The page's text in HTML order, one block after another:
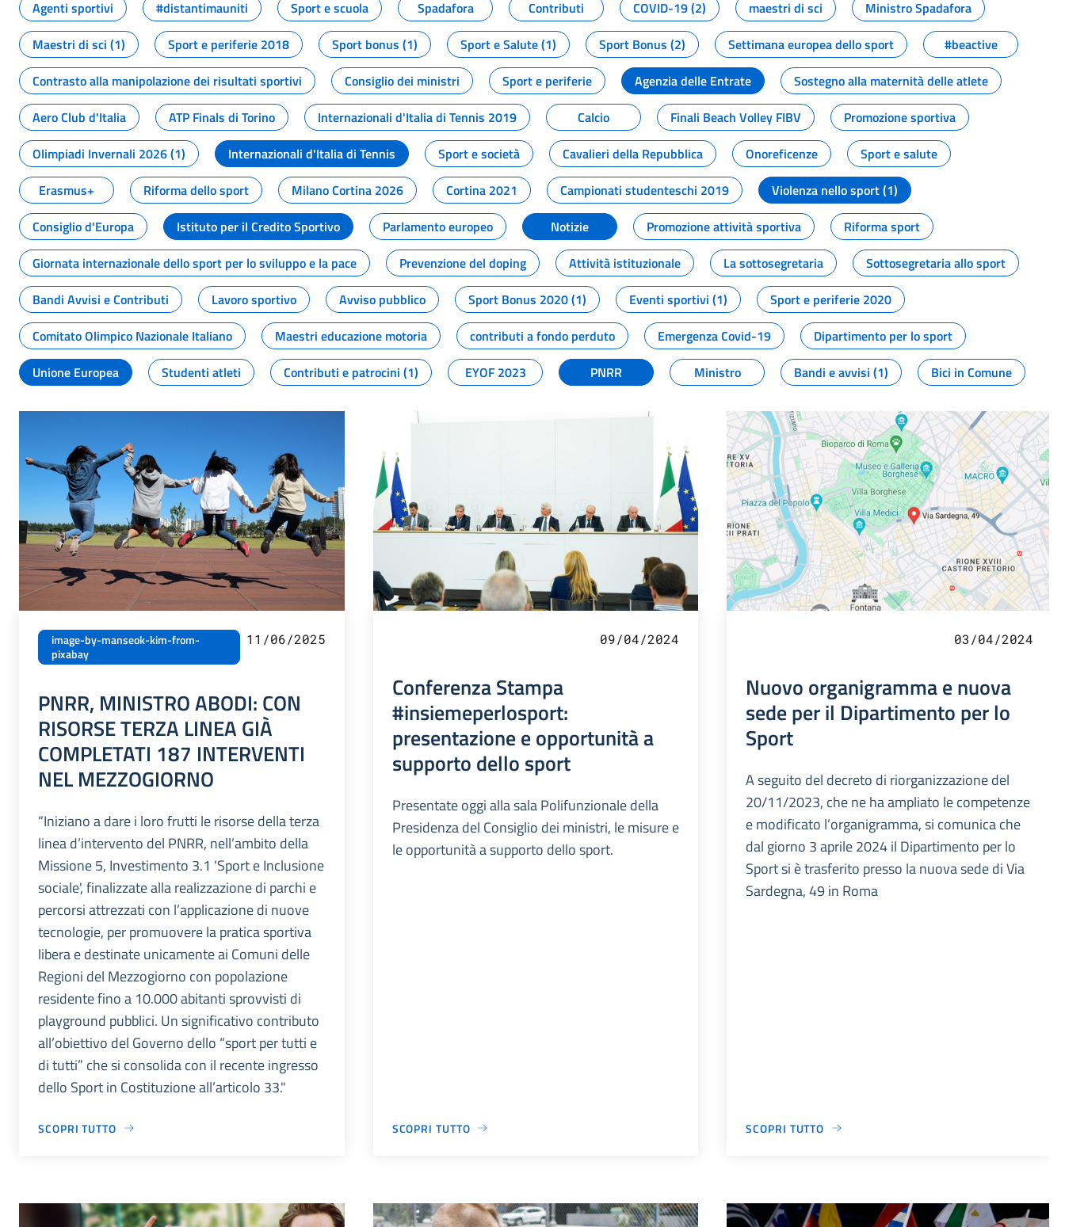
Agenti sportivi
#distantimauniti Sport e scuola Spadafora Contributi COVID-19 (2) maestri di sci
Ministro Spadafora
Maestri di sci (1)
Sport e periferie 2018 Sport bonus (1) Sport e Salute (1) Sport Bonus (2) Settimana europea dello sport
#beactive
Contrasto alla manipolazione dei risultati sportivi
Consiglio dei ministri Sport e periferie Agenzia delle Entrate
Sostegno alla maternità delle atlete
Aero Club d'Italia
ATP Finals di Torino Internazionali d'Italia di Tennis 2019 Calcio Finali Beach Volley FIBV
Promozione sportiva
Olimpiadi Invernali 2026 (1)
Internazionali d'Italia di Tennis Sport e società Cavalieri della Repubblica Onoreficenze
Sport e salute
Erasmus+
Riforma dello sport Milano Cortina 2026 Cortina 2021 Campionati studenteschi 2019
Violenza nello sport (1)
Consiglio d'Europa
Istituto per il Credito Sportivo Parlamento europeo Notizie Promozione attività sportiva
Riforma sport
Giornata internazionale dello sport per lo sviluppo e la pace
Prevenzione del doping Attività istituzionale La sottosegretaria
Sottosegretaria allo sport
Bandi Avvisi e Contributi
Lavoro sportivo Avviso pubblico Sport Bonus 2020 (1) Eventi sportivi (1)
Sport e periferie 2020
Comitato Olimpico Nazionale Italiano
Maestri educazione motoria contributi a fondo perduto Emergenza Covid-19
Dipartimento per lo sport
Unione Europea
Studenti atleti Contributi e patrocini (1) EYOF 2023 PNRR Ministro Bandi e avvisi (1) Bici in Comune
image-by-manseok-kim-from-
pixabay
11/06/2025
PNRR, MINISTRO ABODI: CON
RISORSE TERZA LINEA GIÀ
COMPLETATI 187 INTERVENTI
NEL MEZZOGIORNO
“Iniziano a dare i loro frutti le risorse della terza
linea d’intervento del PNRR, nell’ambito della
Missione 5, Investimento 3.1 'Sport e Inclusione
sociale', finalizzate alla realizzazione di parchi e
percorsi attrezzati con l’applicazione di nuove
tecnologie, per promuovere la pratica sportiva
libera e destinate unicamente ai Comuni delle
Regioni del Mezzogiorno con popolazione
residente fino a 10.000 abitanti sprovvisti di
playground pubblici. Un significativo contributo
all’obiettivo del Governo dello “sport per tutti e
di tutti” che si consolida con il recente ingresso
dello Sport in Costituzione all’articolo 33."
SCOPRI TUTTO
09/04/2024
Conferenza Stampa
#insiemeperlosport:
presentazione e opportunità a
supporto dello sport
Presentate oggi alla sala Polifunzionale della
Presidenza del Consiglio dei ministri, le misure e
le opportunità a supporto dello sport.
SCOPRI TUTTO
03/04/2024
Nuovo organigramma e nuova
sede per il Dipartimento per lo
Sport
A seguito del decreto di riorganizzazione del
20/11/2023, che ne ha ampliato le competenze
e modificato l’organigramma, si comunica che
dal giorno 3 aprile 2024 il Dipartimento per lo
Sport si è trasferito presso la nuova sede di Via
Sardegna, 49 in Roma
SCOPRI TUTTO